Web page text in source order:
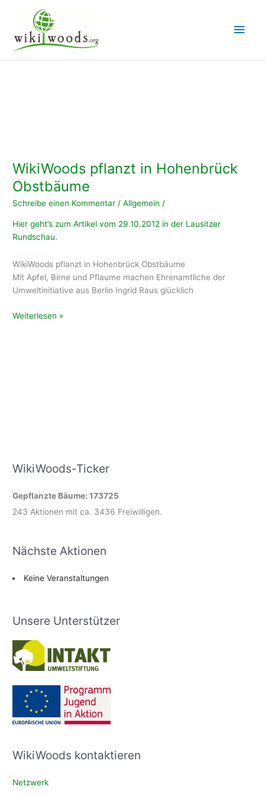
springen
WikiWoods pflanzt in Hohenbrück
Obstbäume
Schreibe einen Kommentar /Allgemein /
Hier geht’s zum Artikel vom 29.10.2012 in der Lausitzer
Rundschau.
WikiWoods pflanzt in Hohenbrück Obstbäume
Mit Apfel, Birne und Pflaume machen Ehrenamtliche der
Umweltinitiative aus Berlin Ingrid Raus glücklich
WikiWoods
Weiterlesen »
WikiWoods-Ticker
Gepflanzte Bäume: 173725
243 Aktionen mit ca. 3436 Freiwilligen.
Nächste Aktionen
Keine Veranstaltungen
Unsere Unterstützer
WikiWoods kontaktieren
Netzwerk